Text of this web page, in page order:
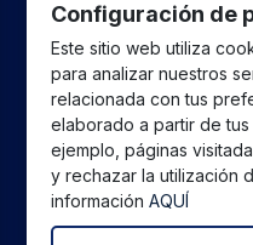
CPU GLOBAL SALES
Unión Europea con
2021-2027 destinada a
digitalización del sector
cuyo objetivo principal es
el fomento del
comerciales y artesanas.
Configuración de
Este sitio web utiliza
para analizar nuestros
relacionada con tus
elaborado a partir de
ejemplo, páginas
y rechazar la utilización
informaciónAQUÍ